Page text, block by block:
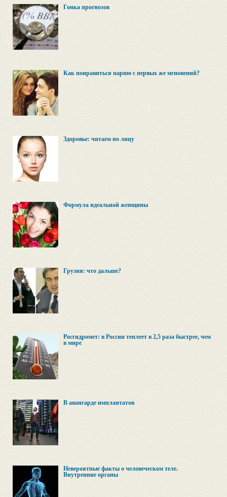
Гонка прогнозов
Как понравиться парню с первых же мгновений?
Здоровье: читаем по лицу
Формула идеальной женщины
Грузия: что дальше?
Росгидромет: в России теплеет в 2,5 раза быстрее, чем
в мире
В авангарде имплантатов
Невероятные факты о человеческом теле.
Внутренние органы